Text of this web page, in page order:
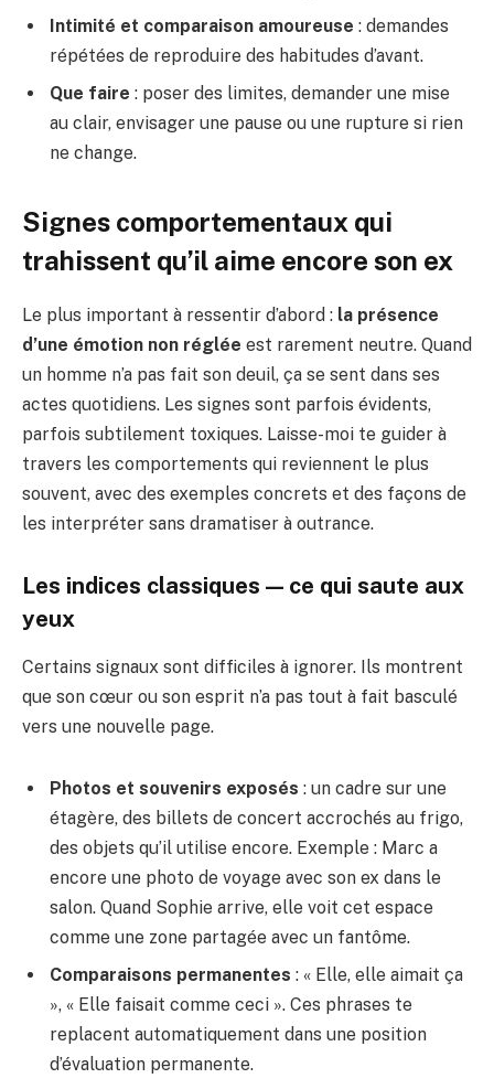
Intimité et comparaison amoureuse : demandes
répétées de reproduire des habitudes d’avant.
Que faire : poser des limites, demander une mise
au clair, envisager une pause ou une rupture si rien
ne change.
Signes comportementaux qui
trahissent qu’il aime encore son ex
Le plus important à ressentir d’abord : la présence
d’une émotion non réglée est rarement neutre. Quand
un homme n’a pas fait son deuil, ça se sent dans ses
actes quotidiens. Les signes sont parfois évidents,
parfois subtilement toxiques. Laisse-moi te guider à
travers les comportements qui reviennent le plus
souvent, avec des exemples concrets et des façons de
les interpréter sans dramatiser à outrance.
Les indices classiques — ce qui saute aux
yeux
Certains signaux sont difficiles à ignorer. Ils montrent
que son cœur ou son esprit n’a pas tout à fait basculé
vers une nouvelle page.
Photos et souvenirs exposés : un cadre sur une
étagère, des billets de concert accrochés au frigo,
des objets qu’il utilise encore. Exemple : Marc a
encore une photo de voyage avec son ex dans le
salon. Quand Sophie arrive, elle voit cet espace
comme une zone partagée avec un fantôme.
Comparaisons permanentes : « Elle, elle aimait ça
», « Elle faisait comme ceci ». Ces phrases te
replacent automatiquement dans une position
d’évaluation permanente.